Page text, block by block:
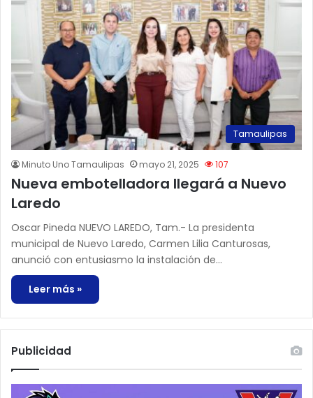
Tamaulipas
Minuto Uno Tamaulipas mayo 21, 2025 107
Nueva embotelladora llegará a Nuevo
Laredo
Oscar Pineda NUEVO LAREDO, Tam.- La presidenta
municipal de Nuevo Laredo, Carmen Lilia Canturosas,
anunció con entusiasmo la instalación de…
Leer más »
Publicidad